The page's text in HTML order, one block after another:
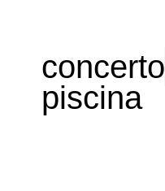
concerto
piscina